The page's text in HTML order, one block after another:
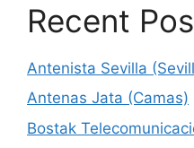
Recent
Antenista Sevilla
Antenas Jata (Camas)
Bostak